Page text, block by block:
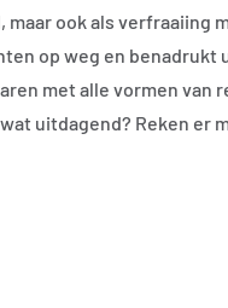
ook als verfraaiing
op weg en
met alle vormen
uitdagend? Reken er